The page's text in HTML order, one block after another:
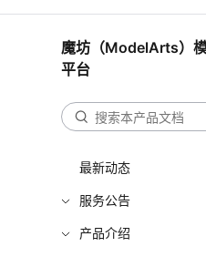
魔坊（ModelArts）
平台
最新动态
服务公告
产品介绍